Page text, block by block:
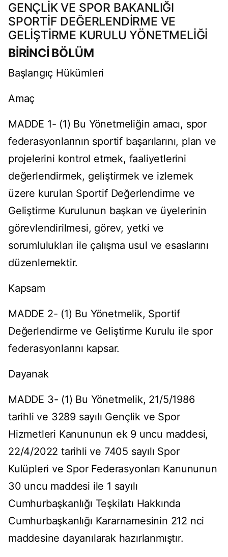
GENÇLİK VE SPOR BAKANLIĞI
SPORTİF DEĞERLENDİRME VE
GELİŞTİRME KURULU YÖNETMELİĞİ
BİRİNCİ BÖLÜM
Başlangıç Hükümleri
Amaç
MADDE 1- (1) Bu Yönetmeliğin amacı, spor
federasyonlarının sportif başarılarını, plan ve
projelerini kontrol etmek, faaliyetlerini
değerlendirmek, geliştirmek ve izlemek
üzere kurulan Sportif Değerlendirme ve
Geliştirme Kurulunun başkan ve üyelerinin
görevlendirilmesi, görev, yetki ve
sorumlulukları ile çalışma usul ve esaslarını
düzenlemektir.
Kapsam
MADDE 2- (1) Bu Yönetmelik, Sportif
Değerlendirme ve Geliştirme Kurulu ile spor
federasyonlarını kapsar.
Dayanak
MADDE 3- (1) Bu Yönetmelik, 21/5/1986
tarihli ve 3289 sayılı Gençlik ve Spor
Hizmetleri Kanununun ek 9 uncu maddesi,
22/4/2022 tarihli ve 7405 sayılı Spor
Kulüpleri ve Spor Federasyonları Kanununun
30 uncu maddesi ile 1 sayılı
Cumhurbaşkanlığı Teşkilatı Hakkında
Cumhurbaşkanlığı Kararnamesinin 212 nci
maddesine dayanılarak hazırlanmıştır.